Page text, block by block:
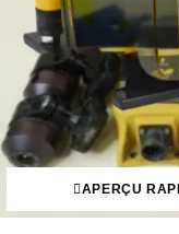
APERÇU